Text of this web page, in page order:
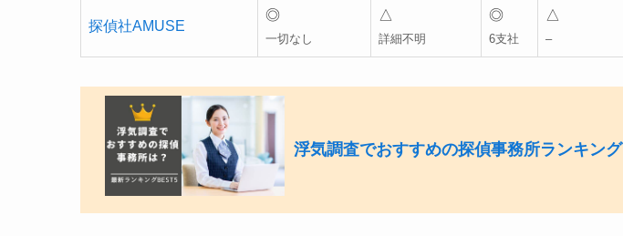
探偵社AMUSE
◎
一切なし
△
詳細不明
◎
6支社
△
–
浮気調査でおすすめの探偵事務所ランキング